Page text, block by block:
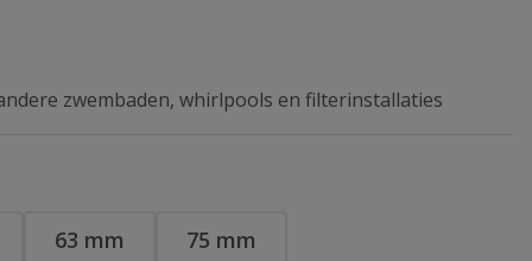
zwembaden, whirlpools en filterinstallaties
63 mm 75 mm